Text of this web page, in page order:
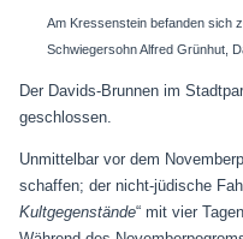
Am Kressenstein befanden sich
Schwiegersohn Alfred Grünhut,
Der Davids-Brunnen im
geschlossen.
Unmittelbar vor dem
schaffen; der nicht-jüdische
Kultgegenstände“ mit vier